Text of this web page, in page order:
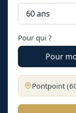
Pour qui ?
Pour
Pontpoint (